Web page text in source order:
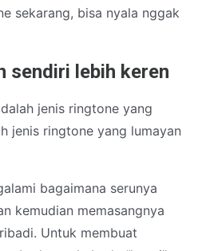
sekarang, bisa nyala nggak
sendiri lebih keren
jenis ringtone yang
jenis ringtone yang lumayan
bagaimana serunya
kemudian memasangnya
Untuk membuat